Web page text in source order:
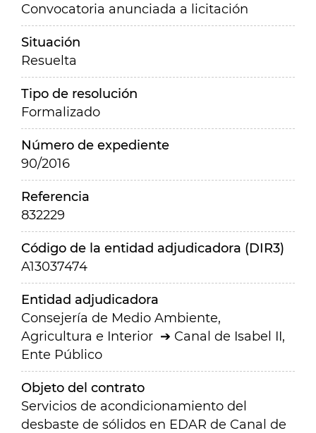
Convocatoria anunciada a licitación
Situación
Resuelta
Tipo de resolución
Formalizado
Número de expediente
90/2016
Referencia
832229
Código de la entidad adjudicadora (DIR3)
A13037474
Entidad adjudicadora
Consejería de Medio Ambiente,
Agricultura e Interior
Canal de Isabel II,
Ente Público
Objeto del contrato
Servicios de acondicionamiento del
desbaste de sólidos en EDAR de Canal de